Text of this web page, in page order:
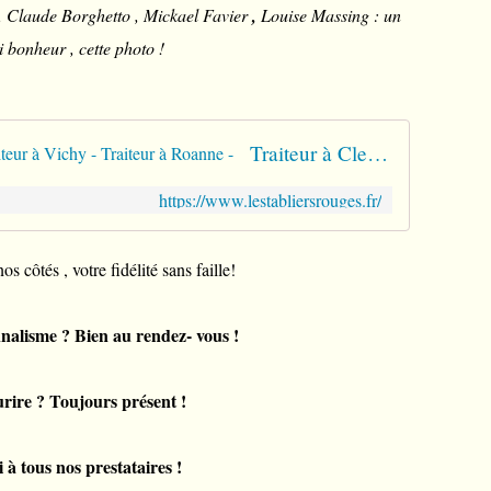
Borghetto , Mickael Favier, Louise Massing : un
bonheur , cette photo !
Traiteur à Clermont-Ferrand - Traiteur à Vichy - Traiteur à Roanne -
https://www.lestabliersrouges.fr/
côtés , votre fidélité sans faille!
? Bien au rendez- vous !
? Toujours présent !
tous nos prestataires !